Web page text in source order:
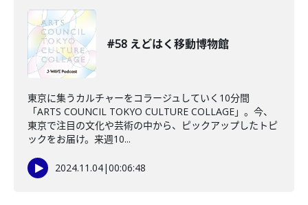
#58 えどはく移動博物館
東京に集うカルチャーをコラージュしていく10分間
「ARTS COUNCIL TOKYO CULTURE COLLAGE」。今、
東京で注目の文化や芸術の中から、ピックアップしたトピ
ックをお届け。来週10...
2024.11.04|00:06:48